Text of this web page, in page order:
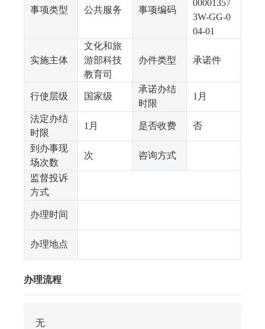
事项类型 公共服务 事项编码
00001357
3W-GG-0
04-01
实施主体
文化和旅
游部科技
教育司
办件类型 承诺件
行使层级 国家级
承诺办结
时限
1月
法定办结
时限
1月 是否收费 否
到办事现
场次数
次 咨询方式
监督投诉
方式
办理时间
办理地点
办理流程
无